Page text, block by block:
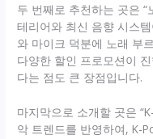
두 번째로 추천하는 곳은 “
테리어와 최신 음향 시스
와 마이크 덕분에 노래 부
다양한 할인 프로모션이
다는 점도 큰 장점입니다.
마지막으로 소개할 곳은
악 트렌드를 반영하여, K-